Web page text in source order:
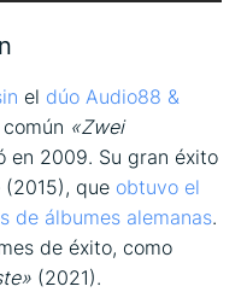
el dúo Audio88 &
«Zwei
en 2009. Su gran éxito
(2015), que obtuvo el
de álbumes alemanas.
de éxito, como
(2021).